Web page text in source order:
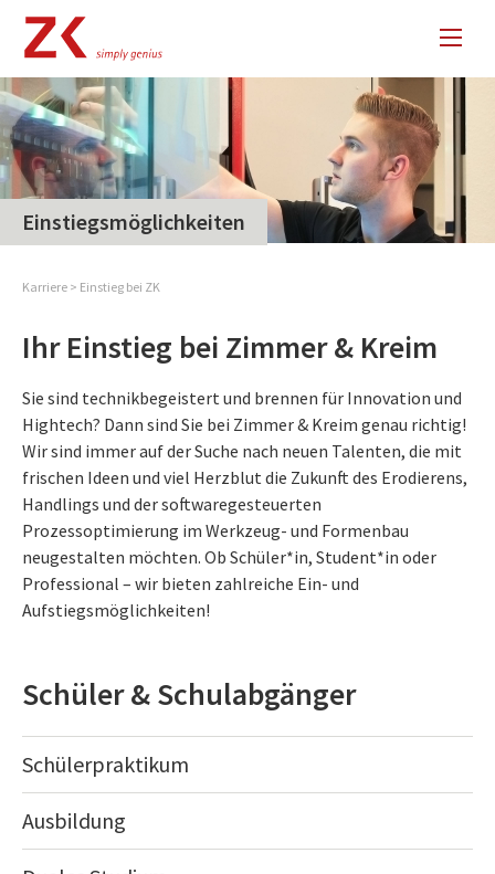
Einstiegsmöglichkeiten
Karriere > Einstieg bei ZK
Ihr Einstieg bei Zimmer & Kreim
Sie sind technikbegeistert und brennen für Innovation und
Hightech? Dann sind Sie bei Zimmer & Kreim genau richtig!
Wir sind immer auf der Suche nach neuen Talenten, die mit
frischen Ideen und viel Herzblut die Zukunft des Erodierens,
Handlings und der softwaregesteuerten
Prozessoptimierung im Werkzeug- und Formenbau
neugestalten möchten. Ob Schüler*in, Student*in oder
Professional – wir bieten zahlreiche Ein- und
Aufstiegsmöglichkeiten!
Schüler & Schulabgänger
Schülerpraktikum
Ausbildung